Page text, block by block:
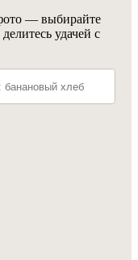
— выбирайте
удачей с